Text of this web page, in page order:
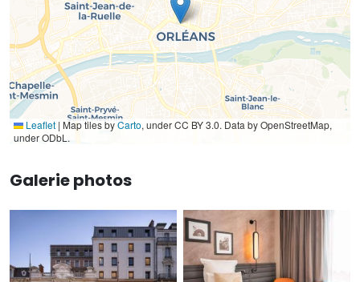
Leaflet | Map tiles byCarto, under CC BY 3.0. Data by OpenStreetMap,
under ODbL.
Galerie photos